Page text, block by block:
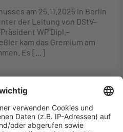
am 25.11.2025 in Berlin
der Leitung von DStV-
WP Dipl.-
kam das Gremium am
Es […]
vonkw